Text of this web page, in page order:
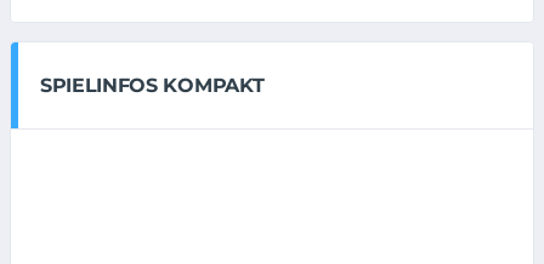
SPIELINFOS KOMPAKT